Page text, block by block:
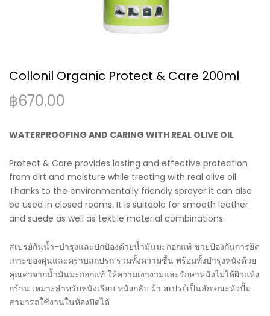
Collonil Organic Protect & Care 200ml
฿670.00
WATERPROOFING AND CARING WITH REAL OLIVE OIL
Protect & Care provides lasting and effective protection
from dirt and moisture while treating with real olive oil.
Thanks to the environmentally friendly sprayer it can also
be used in closed rooms. It is suitable for smooth leather
and suede as well as textile material combinations.
สเปรย์กันน้ำ-บำรุงและปกป้องด้วยน้ำมันมะกอกแท้ ช่วยป้องกันการยึด
เกาะของฝุ่นและคราบสกปรก รวมทั้งความชื้น พร้อมทั้งบำรุงหนังด้วย
คุณค่าจากน้ำมันมะกอกแท้ ให้ความเงางามและรักษาหนังไม่ให้ผิวแห้ง
กร้าน เหมาะสำหรับหนังเรียบ หนังกลับ ผ้า สเปรย์เป็นลักษณะหัวปั๊ม
สามารถใช้งานในห้องปิดได้